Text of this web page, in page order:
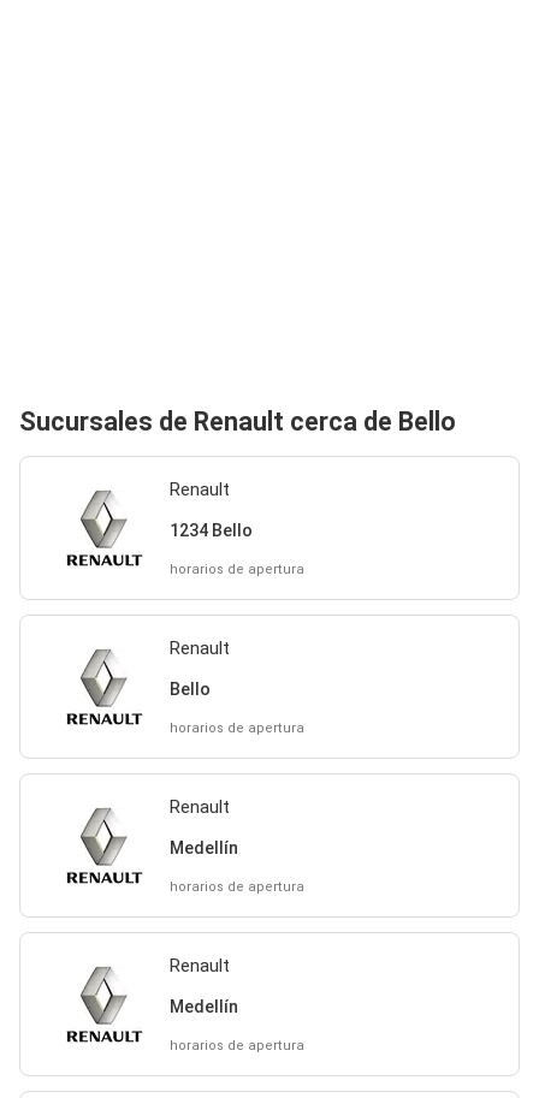
Sucursales de Renault cerca de Bello
Renault
1234 Bello
horarios de apertura
Renault
Bello
horarios de apertura
Renault
Medellín
horarios de apertura
Renault
Medellín
horarios de apertura